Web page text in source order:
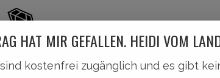
HAT MIR GEFALLEN. HEIDI VOM
kostenfrei zugänglich und es gibt